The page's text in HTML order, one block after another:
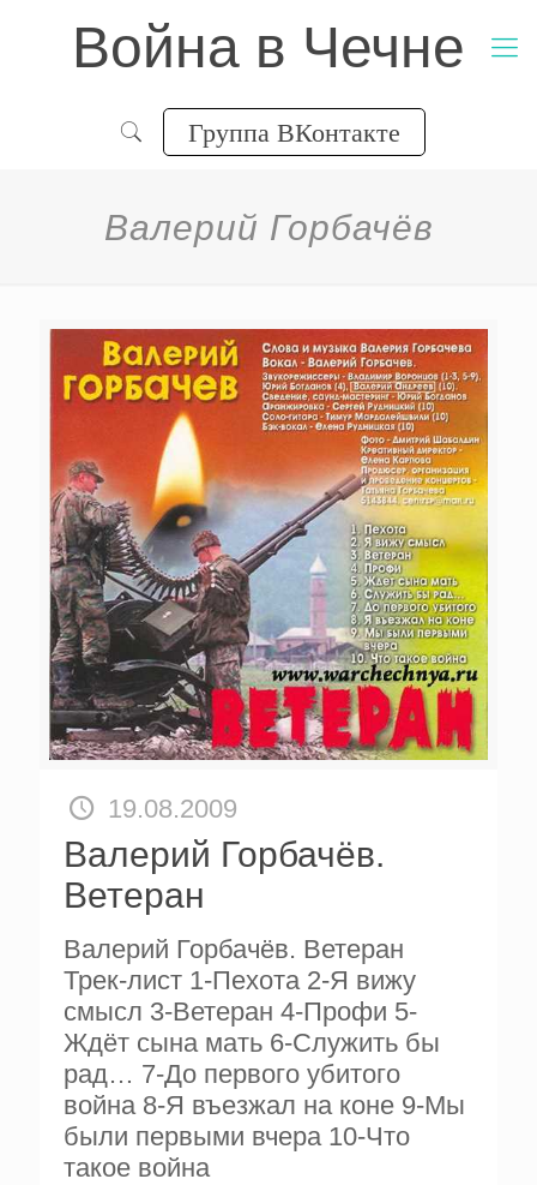
Война в Чечне
Группа ВКонтакте
Валерий Горбачёв
19.08.2009
Валерий Горбачёв.
Ветеран
Валерий Горбачёв. Ветеран
Трек-лист 1-Пехота 2-Я вижу
смысл 3-Ветеран 4-Профи 5-
Ждёт сына мать 6-Служить бы
рад… 7-До первого убитого
война 8-Я въезжал на коне 9-Мы
были первыми вчера 10-Что
такое война